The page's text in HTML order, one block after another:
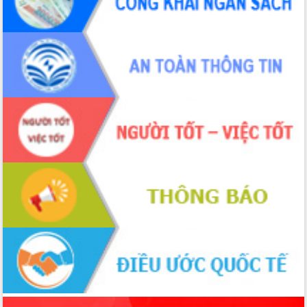
ứng để giữ vững thị trường xuất khẩu
Diễn đàn Kinh tế tư nhân Việt Nam đột
phá cơ chế - Hợp tác công tư
Đề án 06 tạo bước ngoặt đột phá trong
cải cách hành chính tỉnh Đắk Lắk
Kết nối tour, đẩy mạnh chuyển đổi số
để phát triển du lịch Đắk Lắk
Khởi động Dự án Đầu tư xây dựng hạ
tầng kỹ thuật Cụm công nghiệp Tân
Tiến
Gặp mặt các cơ quan báo chí nhân Kỷ
niệm 101 năm Ngày Báo chí Cách
mạng Việt Nam
Đắk Lắk sơ kết 4 năm triển khai thực
hiện Đề án 06 của Chính phủ
Họp báo thông tin về Hội nghị Công bố
Quy hoạch và Xúc tiến đầu tư tỉnh Đắk
Lắk
Khơi thông điểm nghẽn, đẩy nhanh
giải ngân vốn khắc phục thiên tai